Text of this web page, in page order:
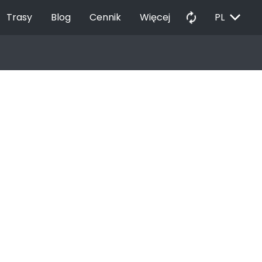
Trasy Blog Cennik Więcej autorenew PL EXPAND_MORE